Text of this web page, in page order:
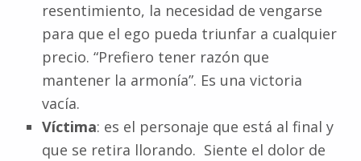
resentimiento, la necesidad de vengarse
para que el ego pueda triunfar a cualquier
precio. “Prefiero tener razón que
mantener la armonía”. Es una victoria
vacía.
Víctima: es el personaje que está al final y
que se retira llorando. Siente el dolor de